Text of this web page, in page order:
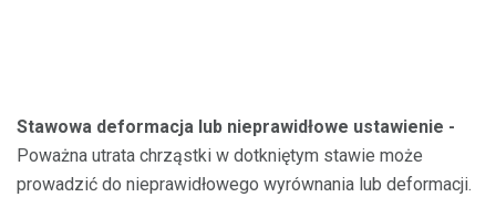
Stawowa deformacja lub nieprawidłowe ustawienie -
Poważna utrata chrząstki w dotkniętym stawie może
prowadzić do nieprawidłowego wyrównania lub deformacji.